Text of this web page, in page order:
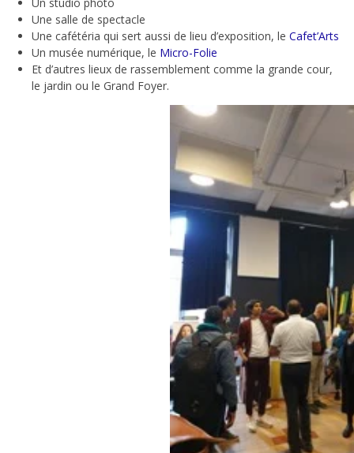
Une salle de spectacle
Une cafétéria qui sert aussi de lieu d’exposition, le Cafet’Arts
Un musée numérique, le Micro-Folie
Et d’autres lieux de rassemblement comme la grande cour,
le jardin ou le Grand Foyer.